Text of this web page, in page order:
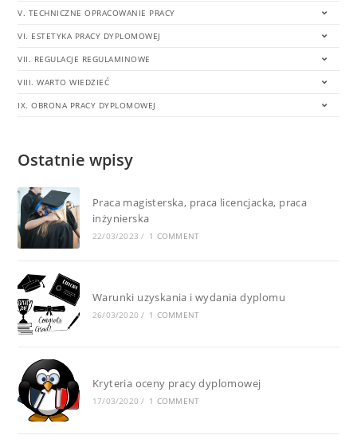
V. TECHNICZNE OPRACOWANIE PRACY
VI. ESTETYKA PRACY DYPLOMOWEJ
VII. REGULACJE REGULAMINOWE
VIII. WARTO WIEDZIEĆ
IX. OBRONA PRACY DYPLOMOWEJ
Ostatnie wpisy
Praca magisterska, praca licencjacka, praca
inżynierska
22/03/2023 / 1 COMMENT
Warunki uzyskania i wydania dyplomu
26/03/2020 / 1 COMMENT
Kryteria oceny pracy dyplomowej
17/03/2020 / 1 COMMENT